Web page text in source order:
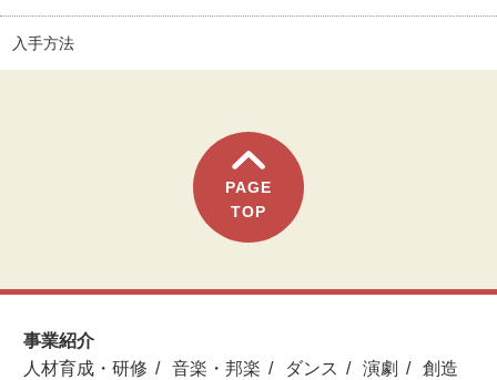
入手方法
PAGE
TOP
事業紹介
人材育成・研修
音楽・邦楽 ダンス 演劇
創造